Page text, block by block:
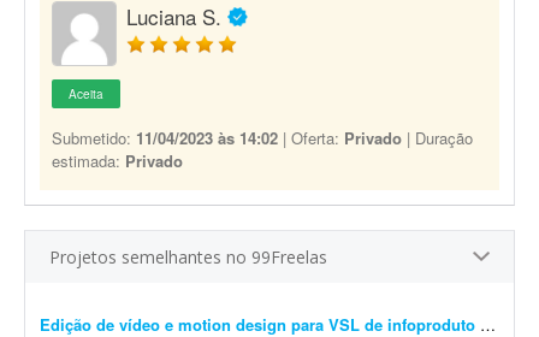
Luciana S.
Aceita
Submetido: 11/04/2023 às 14:02 | Oferta: Privado | Duração
estimada: Privado
Projetos semelhantes no 99Freelas
Edição de vídeo e motion design para VSL de infoproduto